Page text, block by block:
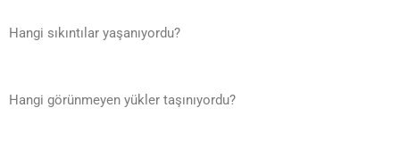
Hangi sıkıntılar yaşanıyordu?
Hangi görünmeyen yükler taşınıyordu?